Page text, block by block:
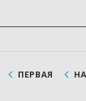
ПЕРВАЯ